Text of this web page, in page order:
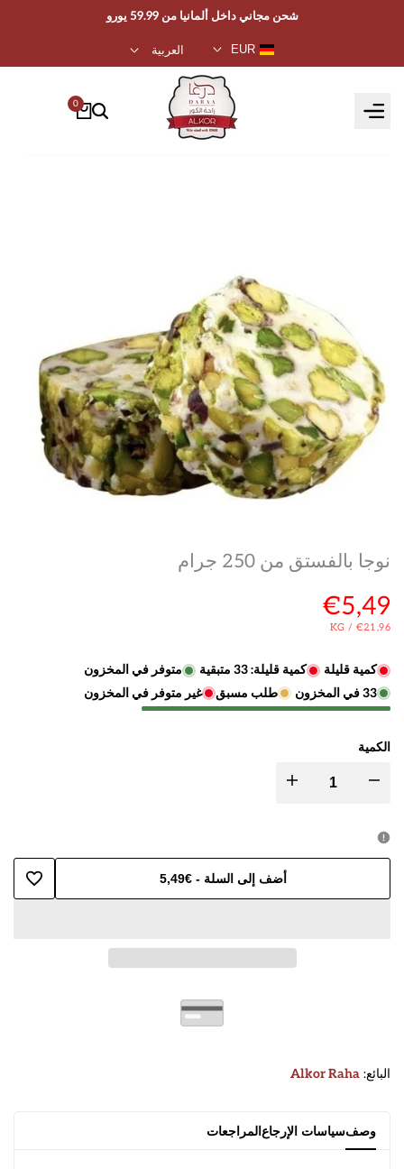
شحن مجاني داخل ألمانيا من 59.99 يورو
EUR العربية
0
نوجا بالفستق من 250 جرام
سعر
البيع
€5,49
سعر
€21,96
/ لكل
KG
كمية قليلة كمية قليلة:33 متبقية
متوفر في المخزون
33في المخزون طلب مسبق غير متوفر في المخزون
الكمية
تقليل
جرام
زيادة
بالفستق
جرام
أضف إلى السلة -
€5,49
أضف
البائع: البائع:
Alkor Raha
وصفسياسات الإرجاع المراجعات